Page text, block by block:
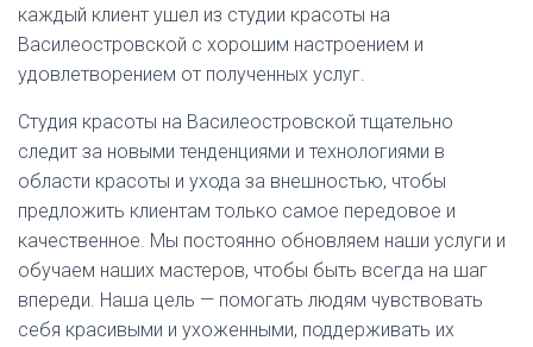
каждый клиент ушел из студии красоты на
Василеостровской с хорошим настроением и
удовлетворением от полученных услуг.
Студия красоты на Василеостровской тщательно
следит за новыми тенденциями и технологиями в
области красоты и ухода за внешностью, чтобы
предложить клиентам только самое передовое и
качественное. Мы постоянно обновляем наши услуги и
обучаем наших мастеров, чтобы быть всегда на шаг
впереди. Наша цель — помогать людям чувствовать
себя красивыми и ухоженными, поддерживать их